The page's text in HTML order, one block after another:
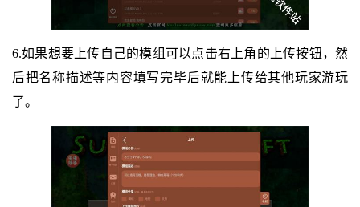
6.如果想要上传自己的模组可以点击右上角的上传按钮，然
后把名称描述等内容填写完毕后就能上传给其他玩家游玩
了。